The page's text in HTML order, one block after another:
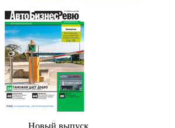
Новый выпуск